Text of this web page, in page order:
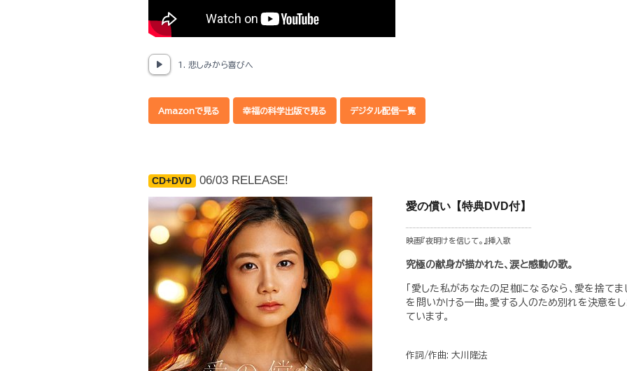
1. 悲しみから喜びへ
Amazonで見る 幸福の科学出版で見る デジタル配信一覧
CD+DVD 06/03 RELEASE!
愛の償い【特典DVD付】
映画『夜明けを信じて。』挿⼊歌
究極の献身が描かれた、涙と感動の歌。
「愛した私があなたの足枷になるなら、愛を捨てま
を問いかける一曲。愛する人のため別れを決意を
ています。
作詞/作曲: 大川隆法